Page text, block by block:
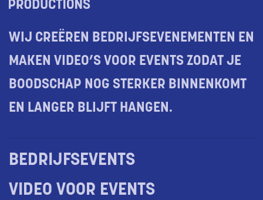
WIJ CREËREN BEDRIJFSEVENEMENTEN EN
MAKEN VIDEO’S VOOR EVENTS ZODAT JE
BOODSCHAP NOG STERKER BINNENKOMT
EN LANGER BLIJFT HANGEN.
BEDRIJFSEVENTS
VIDEO VOOR EVENTS